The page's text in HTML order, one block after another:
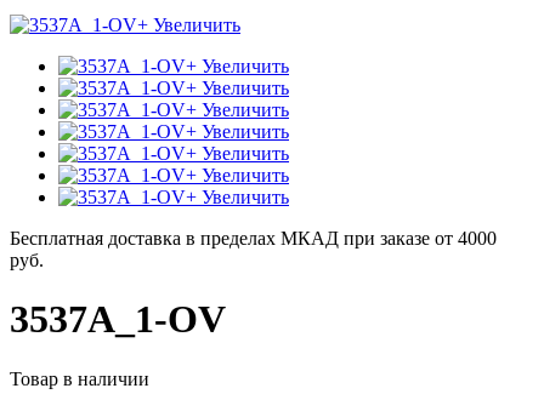
+ Увеличить
+ Увеличить
+ Увеличить
+ Увеличить
+ Увеличить
+ Увеличить
+ Увеличить
+ Увеличить
Бесплатная доставка в пределах МКАД при заказе от 4000
руб.
3537A_1-OV
Товар в наличии